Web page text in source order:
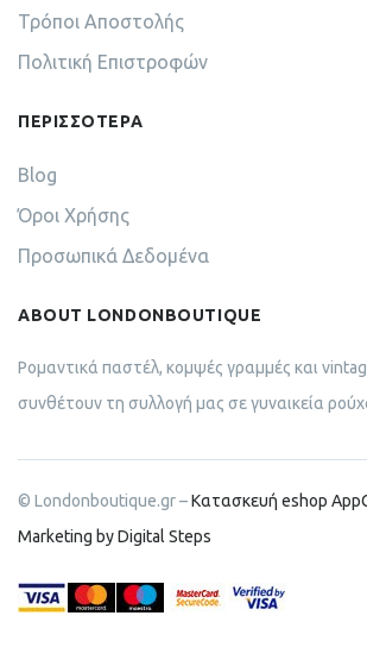
Τρόποι Αποστολής
Πολιτική Επιστροφών
ΠΕΡΙΣΣΟΤΕΡΑ
Blog
Όροι Χρήσης
Προσωπικά Δεδομένα
ABOUT LONDONBOUTIQUE
Ρομαντικά παστέλ, κομψές γραμμές και
συνθέτουν τη συλλογή μας σε γυναικεία
© Londonboutique.gr –Κατασκευή eshop
Marketing by Digital Steps